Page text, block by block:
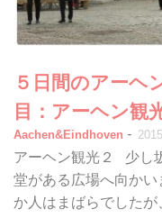
５日間のアーヘ
目：アーヘン観
Aachen&Eindhoven -
アーヘン観光２ 少し
堂がある広場へ向か
か人はまばらでした